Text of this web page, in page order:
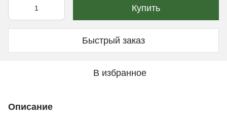
Купить
Быстрый заказ
В избранное
Описание